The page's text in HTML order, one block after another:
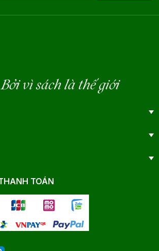
Bởi vì sách là thế giới
TOÁN